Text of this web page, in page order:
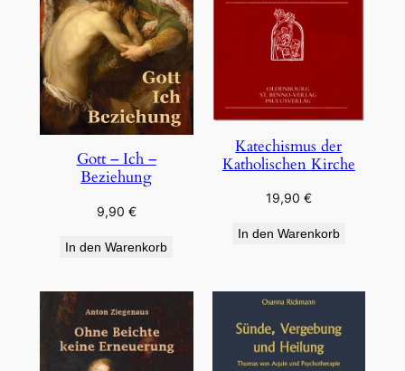
Gott – Ich –
Beziehung
9,90 €
In den Warenkorb
Katechismus der
Katholischen Kirche
19,90 €
In den Warenkorb